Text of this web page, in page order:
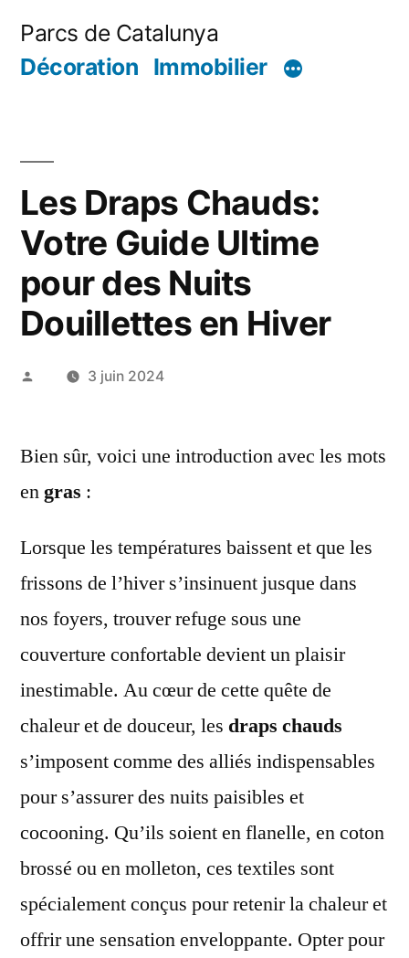
Parcs de Catalunya
Décoration Immobilier
Les Draps Chauds:
Votre Guide Ultime
pour des Nuits
Douillettes en Hiver
Publié 3 juin 2024
Bien sûr, voici une introduction avec les mots
engras :
Lorsque les températures baissent et que les
frissons de l’hiver s’insinuent jusque dans
nos foyers, trouver refuge sous une
couverture confortable devient un plaisir
inestimable. Au cœur de cette quête de
chaleur et de douceur, les draps chauds
s’imposent comme des alliés indispensables
pour s’assurer des nuits paisibles et
cocooning. Qu’ils soient en flanelle, en coton
brossé ou en molleton, ces textiles sont
spécialement conçus pour retenir la chaleur et
offrir une sensation enveloppante. Opter pour